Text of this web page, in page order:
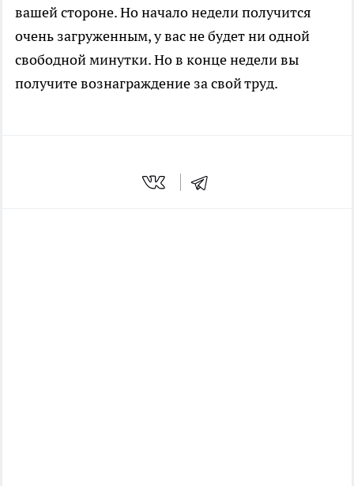
вашей стороне. Но начало недели получится
очень загруженным, у вас не будет ни одной
свободной минутки. Но в конце недели вы
получите вознаграждение за свой труд.